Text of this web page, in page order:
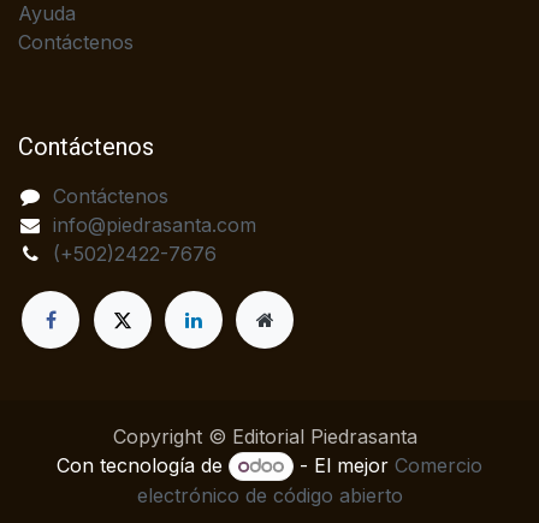
Ayuda
Contáctenos
Contáctenos
Contáctenos
info@piedrasanta.com
(+502)2422-7676
Copyright © Editorial Piedrasanta
Con tecnología de
- El mejorComercio
electrónico de código abierto